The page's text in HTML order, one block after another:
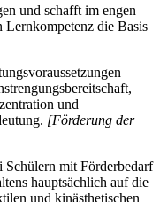
und schafft im engen
die Basis
und
[Förderung der
Schülern mit Förderbedarf
hauptsächlich auf die
und kinästhetischen